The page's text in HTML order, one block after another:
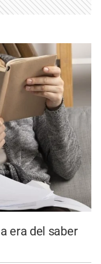
era del saber